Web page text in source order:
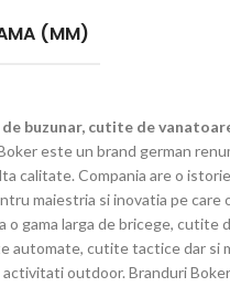
(MM)
buzunar, cutite de
este un brand german
calitate. Compania are o
maiestria si inovatia pe care
o gama larga de bricege, cutite
automate, cutite tactice dar si
outdoor. Branduri